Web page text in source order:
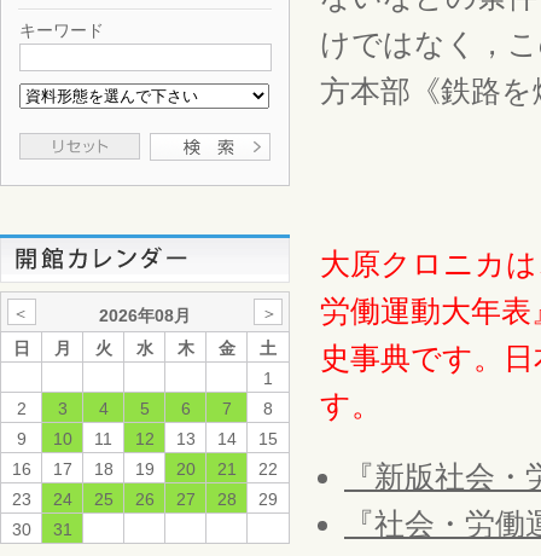
キーワード
＜ 2026年08月
＞
日
月 火 水 木 金
土
1
2
3 4 5 6 7
8
9
10 11 12 13 14
15
16
17 18 19 20 21
22
23
24 25 26 27 28
29
30
31
けではなく，
方本部《鉄路
大原クロニカ
労働運動大年
史事典です。
す。
『新版社会
『社会・労